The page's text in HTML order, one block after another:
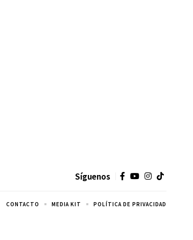
Síguenos
CONTACTO MEDIA KIT POLÍTICA DE PRIVACIDAD